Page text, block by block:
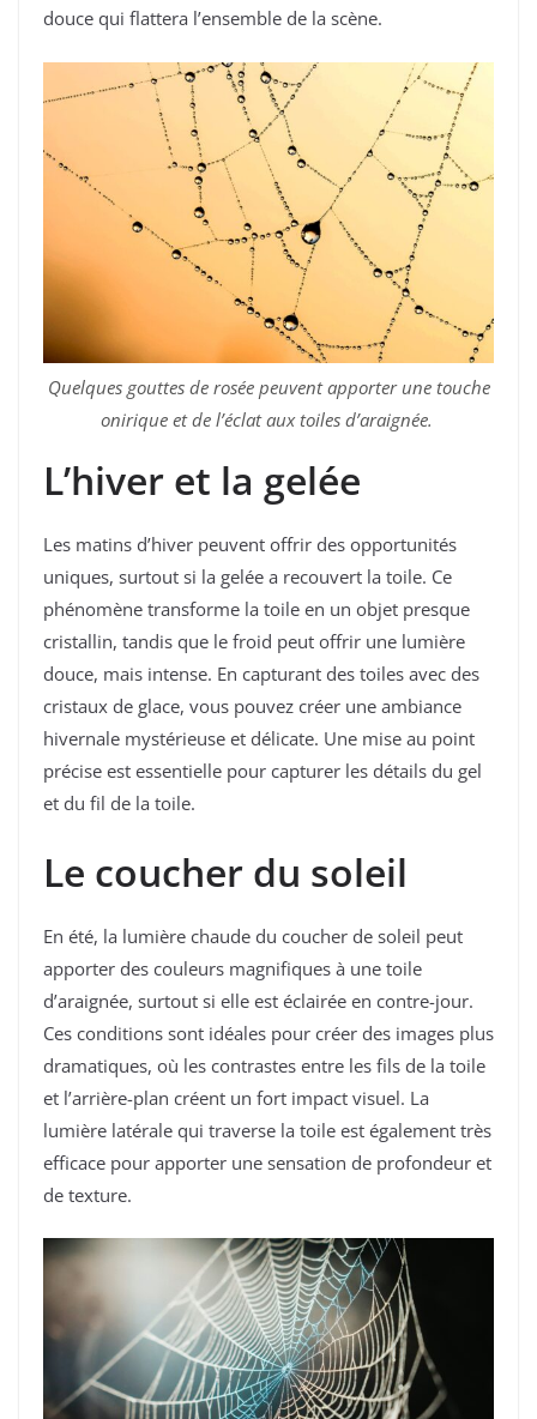
douce qui flattera l’ensemble de la scène.
Quelques gouttes de rosée peuvent apporter une touche
onirique et de l’éclat aux toiles d’araignée.
L’hiver et la gelée
Les matins d’hiver peuvent offrir des opportunités
uniques, surtout si la gelée a recouvert la toile. Ce
phénomène transforme la toile en un objet presque
cristallin, tandis que le froid peut offrir une lumière
douce, mais intense. En capturant des toiles avec des
cristaux de glace, vous pouvez créer une ambiance
hivernale mystérieuse et délicate. Une mise au point
précise est essentielle pour capturer les détails du gel
et du fil de la toile.
Le coucher du soleil
En été, la lumière chaude du coucher de soleil peut
apporter des couleurs magnifiques à une toile
d’araignée, surtout si elle est éclairée en contre-jour.
Ces conditions sont idéales pour créer des images plus
dramatiques, où les contrastes entre les fils de la toile
et l’arrière-plan créent un fort impact visuel. La
lumière latérale qui traverse la toile est également très
efficace pour apporter une sensation de profondeur et
de texture.